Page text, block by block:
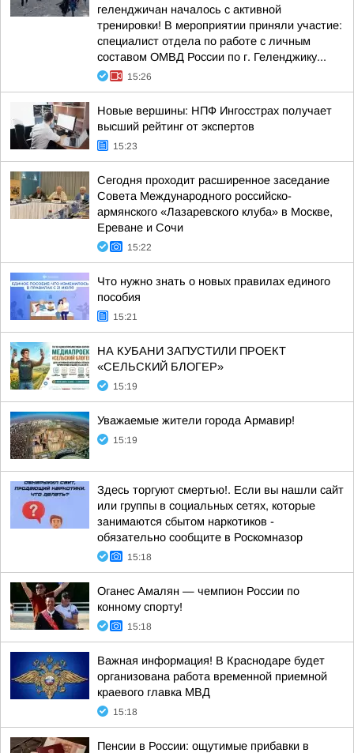
геленджичан началось с активной
тренировки! В мероприятии приняли участие:
специалист отдела по работе с личным
составом ОМВД России по г. Геленджику...
15:26
Новые вершины: НПФ Ингосстрах получает
высший рейтинг от экспертов
15:23
Сегодня проходит расширенное заседание
Совета Международного российско-
армянского «Лазаревского клуба» в Москве,
Ереване и Сочи
15:22
Что нужно знать о новых правилах единого
пособия
15:21
НА КУБАНИ ЗАПУСТИЛИ ПРОЕКТ
«СЕЛЬСКИЙ БЛОГЕР»
15:19
Уважаемые жители города Армавир!
15:19
Здесь торгуют смертью!. Если вы нашли сайт
или группы в социальных сетях, которые
занимаются сбытом наркотиков -
обязательно сообщите в Роскомназор
15:18
Оганес Амалян — чемпион России по
конному спорту!
15:18
Важная информация! В Краснодаре будет
организована работа временной приемной
краевого главка МВД
15:18
Пенсии в России: ощутимые прибавки в